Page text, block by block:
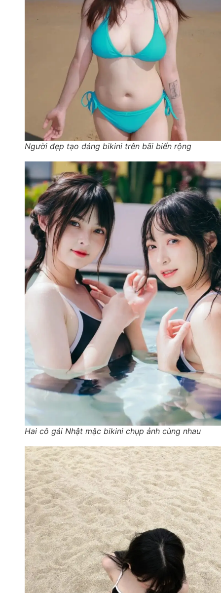
Người đẹp tạo dáng bikini trên bãi biển rộng
Hai cô gái Nhật mặc bikini chụp ảnh cùng nhau